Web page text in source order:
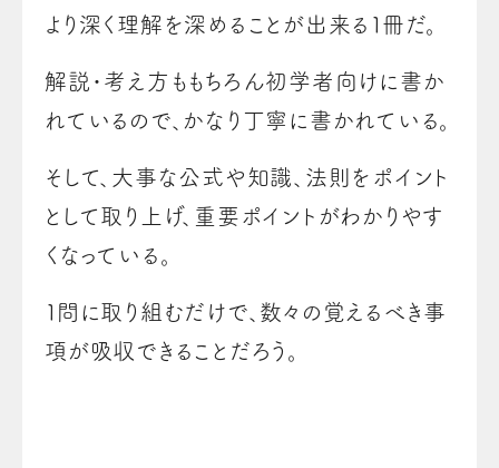
より深く理解を深めることが出来る１冊だ。
解説・考え方ももちろん初学者向けに書か
れているので、かなり丁寧に書かれている。
そして、大事な公式や知識、法則をポイント
として取り上げ、重要ポイントがわかりやす
くなっている。
１問に取り組むだけで、数々の覚えるべき事
項が吸収できることだろう。